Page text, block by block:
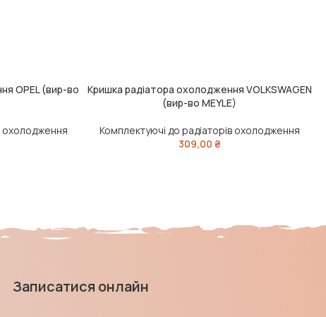
OPEL (вир-во
охолодження
ДОДАТИ В КОШИК
Кришка радіатора охолодження VOLKSWAGEN
(вир-во MEYLE)
Комплектуючі до радіаторів охолодження
309,00 ₴
Записатися онлайн